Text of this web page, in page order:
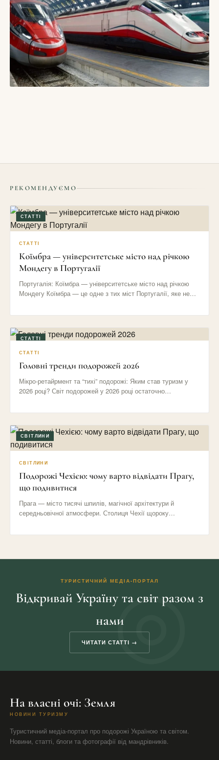
РЕКОМЕНДУЄМО
СТАТТІ
СТАТТІ
Коїмбра — університетське місто над річкою
Мондегу в Португалії
Португалія: Коїмбра — університетське місто над річкою
Мондегу Коїмбра — це одне з тих міст Португалії, яке не…
СТАТТІ
СТАТТІ
Головні тренди подорожей 2026
Мікро-ретайрмент та “тихі” подорожі: Яким став туризм у
2026 році? Світ подорожей у 2026 році остаточно
СВІТЛИНИ
СВІТЛИНИ
Подорожі Чехією: чому варто відвідати Прагу,
що подивитися
Прага — місто тисячі шпилів, магічної архітектури й
середньовічної атмосфери. Столиця Чехії щороку
ТУРИСТИЧНИЙ МЕДІА-ПОРТАЛ
Відкривай Україну та світ разом з
нами
ЧИТАТИ СТАТТІ →
На власні очі: Земля
НОВИНИ ТУРИЗМУ
Туристичний медіа-портал про подорожі Україною та світом.
Новини, статті, блоги та фотографії від мандрівників.